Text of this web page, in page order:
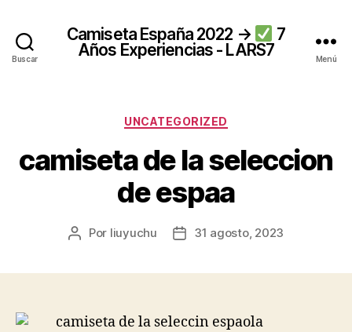
Buscar
Camiseta España 2022 →
7
Años Experiencias - LARS7
Menú
Categorías
UNCATEGORIZED
camiseta de la seleccion
de espaa
Autor
Por liuyuchu
Fecha31 agosto, 2023